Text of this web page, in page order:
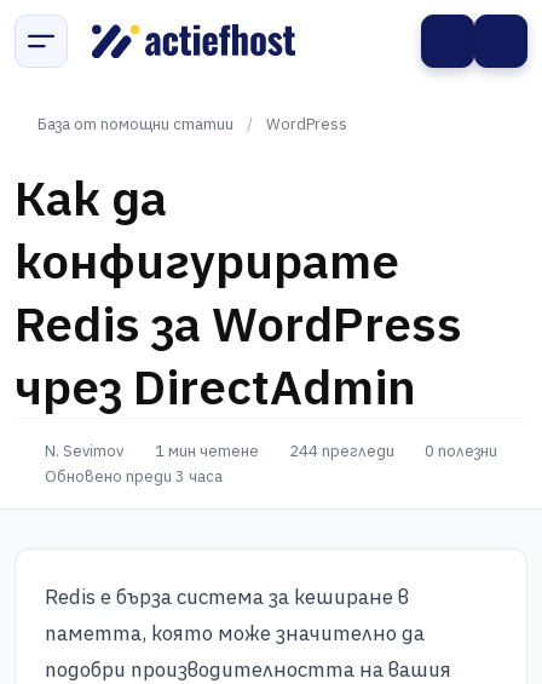
База от помощни статии / WordPress
Как да
конфигурирате
Redis за WordPress
чрез DirectAdmin
N. Sevimov 1 мин четене 244 прегледи
0 полезни
Обновено преди 3 часа
Redis е бърза система за кеширане в
паметта, която може значително да
подобри производителността на вашия